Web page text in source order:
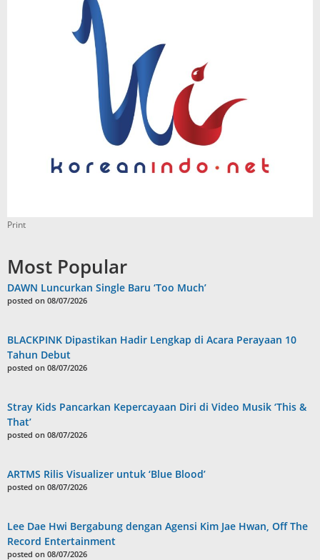
Print
Most Popular
DAWN Luncurkan Single Baru ‘Too Much’
posted on 08/07/2026
BLACKPINK Dipastikan Hadir Lengkap di Acara Perayaan 10
Tahun Debut
posted on 08/07/2026
Stray Kids Pancarkan Kepercayaan Diri di Video Musik ‘This &
That’
posted on 08/07/2026
ARTMS Rilis Visualizer untuk ‘Blue Blood’
posted on 08/07/2026
Lee Dae Hwi Bergabung dengan Agensi Kim Jae Hwan, Off The
Record Entertainment
posted on 08/07/2026